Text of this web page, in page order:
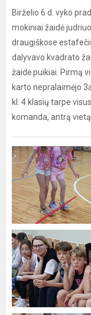
Birželio 6 d. vyko
mokiniai žaidė
draugiškose
dalyvavo kvadrato
žaidė puikiai. Pirmą
karto nepralaimėjo
kl. 4 klasių tarpe
komanda, antrą